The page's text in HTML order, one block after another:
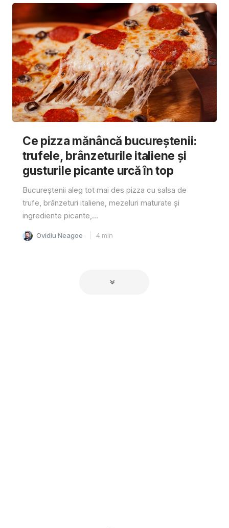
Ce pizza mănâncă bucureștenii:
trufele, brânzeturile italiene și
gusturile picante urcă în top
Bucureștenii aleg tot mai des pizza cu salsa de
trufe, brânzeturi italiene, mezeluri maturate și
ingrediente picante,...
Ovidiu Neagoe 4 min